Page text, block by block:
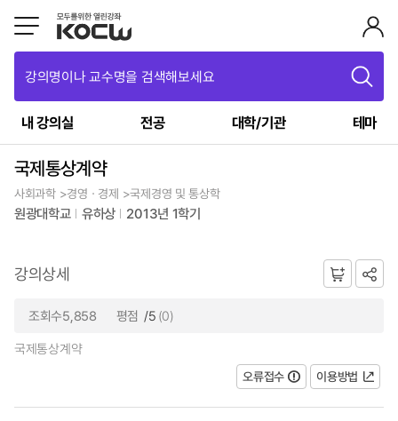
강의명이나 교수명을 검색해보세요
내 강의실 전공 대학/기관 테마
국제통상계약
사회과학 >경영ㆍ경제 >국제경영 및 통상학
원광대학교 유하상 2013년 1학기
강의상세
조회수5,858 평점 /5 (0)
국제통상계약
오류접수
이용방법